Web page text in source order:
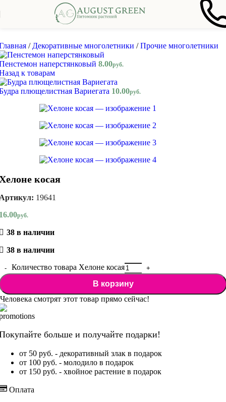
Skip to navigation Skip to main content
/ Декоративные многолетники / Прочие многолетники
наперстянковый 8.00руб.
к товарам
плющелистная Вариегата 10.00руб.
косая
19641
руб.
38 в наличии
38 в наличии
Количество товара Хелоне косая
В корзину
Человека смотрят этот товар прямо сейчас!
больше и получайте подарки!
от 50 руб. - декоративный злак в подарок
от 100 руб. - молодило в подарок
от 150 руб. - хвойное растение в подарок
Оплата